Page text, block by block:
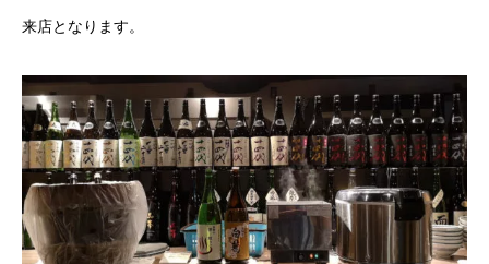
来店となります。